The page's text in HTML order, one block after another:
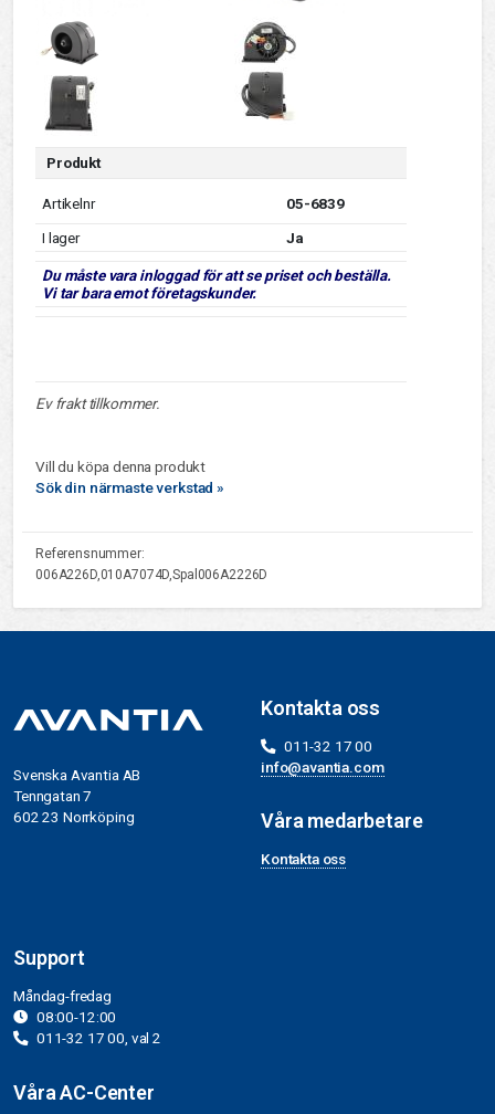
Produkt
Artikelnr
05-6839
I lager
Ja
Du måste vara inloggad för att se priset och beställa.
Vi tar bara emot företagskunder.
Ev frakt tillkommer.
Vill du köpa denna produkt
Sök din närmaste verkstad »
Referensnummer:
006A226D,010A7074D,Spal006A2226D
Svenska Avantia AB
Tenngatan 7
602 23 Norrköping
Kontakta oss
011-32 17 00
info@avantia.com
Våra medarbetare
Kontakta oss
Support
Måndag-fredag
08:00-12:00
011-32 17 00, val 2
Våra AC-Center